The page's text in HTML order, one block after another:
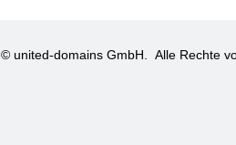
© united-domains GmbH. Alle Rechte